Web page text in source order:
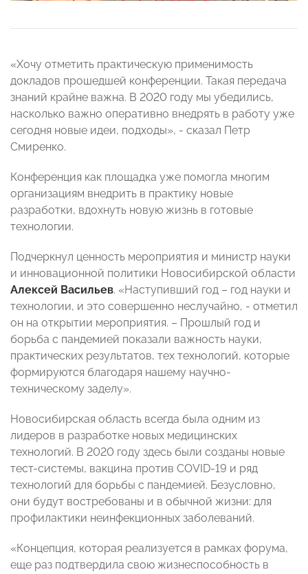
«Хочу отметить практическую применимость
докладов прошедшей конференции. Такая передача
знаний крайне важна. В 2020 году мы убедились,
насколько важно оперативно внедрять в работу уже
сегодня новые идеи, подходы», - сказал Петр
Смиренко.
Конференция как площадка уже помогла многим
организациям внедрить в практику новые
разработки, вдохнуть новую жизнь в готовые
технологии.
Подчеркнул ценность мероприятия и министр науки
и инновационной политики Новосибирской области
Алексей Васильев. «Наступивший год – год науки и
технологии, и это совершенно неслучайно, - отметил
он на открытии мероприятия. – Прошлый год и
борьба с пандемией показали важность науки,
практических результатов, тех технологий, которые
формируются благодаря нашему научно-
техническому заделу».
Новосибирская область всегда была одним из
лидеров в разработке новых медицинских
технологий. В 2020 году здесь были созданы новые
тест-системы, вакцина против COVID-19 и ряд
технологий для борьбы с пандемией. Безусловно,
они будут востребованы и в обычной жизни: для
профилактики неинфекционных заболеваний.
«Концепция, которая реализуется в рамках форума,
еще раз подтвердила свою жизнеспособность в